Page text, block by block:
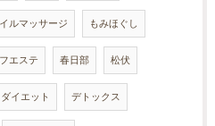
ルマッサージ もみほぐし
エステ 春日部 松伏
ダイエット デトックス